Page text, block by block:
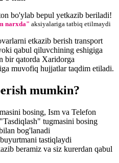
bo'ylab bepul yetkazib beriladi!
narxda" aksiyalariga tatbiq etilmaydi
etkazib berish transport
qabul qiluvchining eshigiga
bir qatorda Xaridorga
muvofiq hujjatlar taqdim etiladi.
mumkin?
bosing, Ism va Telefon
tugmasini bosing
bog'lanadi
tastiqlaydi
beramiz va siz kurerdan qabul